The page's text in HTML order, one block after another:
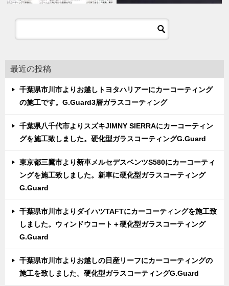
最近の投稿
千葉県市川市よりお越しトヨタハリアーにカーコーティング
の施工です。G.Guard3層ガラスコーティング
千葉県八千代市よりスズキJIMNY SIERRAにカーコーティン
グを施工致しました。硬化型ガラスコーティングG.Guard
東京都三鷹市より新車メルセデスベンツS580にカーコーティ
ングを施工致しました。新車に硬化型ガラスコーティング
G.Guard
千葉県市川市よりダイハツTAFTにカーコーティングを施工致
しました。ウィンドウコート＋硬化型ガラスコーティング
G.Guard
千葉県市川市よりお越しの日産リーフにカーコーティングの
施工を致しました。硬化型ガラスコーティングG.Guard